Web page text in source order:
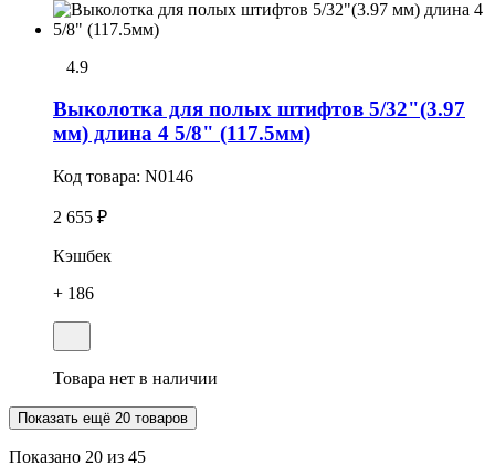
4.9
Выколотка для полых штифтов 5/32"(3.97
мм) длина 4 5/8" (117.5мм)
Код товара: N0146
2 655 ₽
Кэшбек
+ 186
Товара нет в наличии
Показать ещё 20 товаров
Показано 20 из 45